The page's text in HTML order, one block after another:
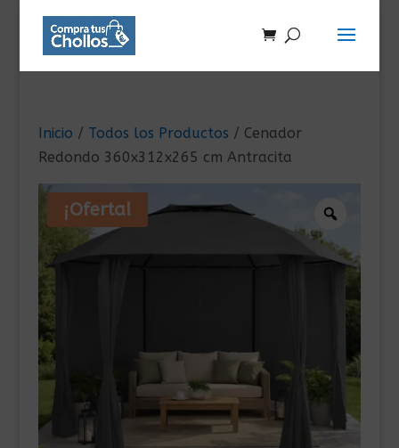
Inicio / Todos los Productos / Cenador
Redondo 360x312x265 cm Antracita
¡Oferta!